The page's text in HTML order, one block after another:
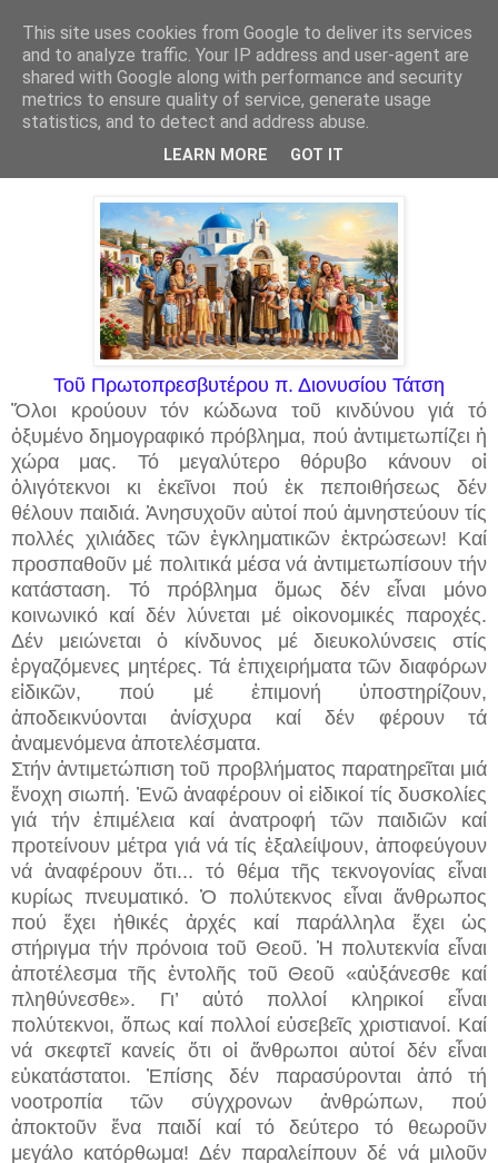
5 Ιουν 2026
Τό δημογραφικόν πρόβλημα
Τοῦ Πρωτοπρεσβυτέρου π. Διονυσίου Τάτση
Ὅλοι κρούουν τόν κώδωνα τοῦ κινδύνου γιά τό
ὀξυμένο δημογραφικό πρόβλημα, πού ἀντιμετωπίζει ἡ
χώρα μας. Τό μεγαλύτερο θόρυβο κάνουν οἱ
ὀλιγότεκνοι κι ἐκεῖνοι πού ἐκ πεποιθήσεως δέν
θέλουν παιδιά. Ἀνησυχοῦν αὐτοί πού ἀμνηστεύουν τίς
πολλές χιλιάδες τῶν ἐγκληματικῶν ἐκτρώσεων! Καί
προσπαθοῦν μέ πολιτικά μέσα νά ἀντιμετωπίσουν τήν
κατάσταση. Τό πρόβλημα ὅμως δέν εἶναι μόνο
κοινωνικό καί δέν λύνεται μέ οἰκονομικές παροχές.
Δέν μειώνεται ὁ κίνδυνος μέ διευκολύνσεις στίς
ἐργαζόμενες μητέρες. Τά ἐπιχειρήματα τῶν διαφόρων
εἰδικῶν, πού μέ ἐπιμονή ὑποστηρίζουν,
ἀποδεικνύονται ἀνίσχυρα καί δέν φέρουν τά
ἀναμενόμενα ἀποτελέσματα.
Στήν ἀντιμετώπιση τοῦ προβλήματος παρατηρεῖται μιά
ἔνοχη σιωπή. Ἐνῶ ἀναφέρουν οἱ εἰδικοί τίς δυσκολίες
γιά τήν ἐπιμέλεια καί ἀνατροφή τῶν παιδιῶν καί
προτείνουν μέτρα γιά νά τίς ἐξαλείψουν, ἀποφεύγουν
νά ἀναφέρουν ὅτι... τό θέμα τῆς τεκνογονίας εἶναι
κυρίως πνευματικό. Ὁ πολύτεκνος εἶναι ἄνθρωπος
πού ἔχει ἠθικές ἀρχές καί παράλληλα ἔχει ὡς
στήριγμα τήν πρόνοια τοῦ Θεοῦ. Ἡ πολυτεκνία εἶναι
ἀποτέλεσμα τῆς ἐντολῆς τοῦ Θεοῦ «αὐξάνεσθε καί
πληθύνεσθε». Γι’ αὐτό πολλοί κληρικοί εἶναι
πολύτεκνοι, ὅπως καί πολλοί εὐσεβεῖς χριστιανοί. Καί
νά σκεφτεῖ κανείς ὅτι οἱ ἄνθρωποι αὐτοί δέν εἶναι
εὐκατάστατοι. Ἐπίσης δέν παρασύρονται ἀπό τή
νοοτροπία τῶν σύγχρονων ἀνθρώπων, πού
ἀποκτοῦν ἕνα παιδί καί τό δεύτερο τό θεωροῦν
μεγάλο κατόρθωμα! Δέν παραλείπουν δέ νά μιλοῦν
This site uses cookies from Google to deliver its services
and to analyze traffic. Your IP address and user-agent are
shared with Google along with performance and security
metrics to ensure quality of service, generate usage
statistics, and to detect and address abuse.
LEARN MORE GOT IT